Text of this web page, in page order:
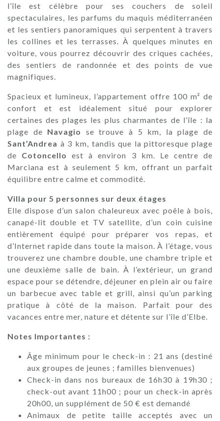
l’île est célèbre pour ses couchers de soleil
spectaculaires, les parfums du maquis méditerranéen
et les sentiers panoramiques qui serpentent à travers
les collines et les terrasses. À quelques minutes en
voiture, vous pourrez découvrir des criques cachées,
des sentiers de randonnée et des points de vue
magnifiques.
Spacieux et lumineux, l’appartement offre 100 m² de
confort et est idéalement situé pour explorer
certaines des plages les plus charmantes de l’île : la
plage de Navagio se trouve à 5 km, la plage de
Sant’Andrea à 3 km, tandis que la pittoresque plage
de Cotoncelloest à environ 3 km. Le centre de
Marciana est à seulement 5 km, offrant un parfait
équilibre entre calme et commodité.
Villa pour 5 personnes sur deux étages
Elle dispose d’un salon chaleureux avec poêle à bois,
canapé-lit double et TV satellite, d’un coin cuisine
entièrement équipé pour préparer vos repas, et
d’Internet rapide dans toute la maison. À l’étage, vous
trouverez une chambre double, une chambre triple et
une deuxième salle de bain. À l’extérieur, un grand
espace pour se détendre, déjeuner en plein air ou faire
un barbecue avec table et grill, ainsi qu’un parking
pratique à côté de la maison. Parfait pour des
vacances entre mer, nature et détente sur l’île d’Elbe.
Notes Importantes :
Âge minimum pour le check-in : 21 ans (destiné
aux groupes de jeunes ; familles bienvenues)
Check-in dans nos bureaux de 16h30 à 19h30 ;
check-out avant 11h00 ; pour un check-in après
20h00, un supplément de 50 € est demandé
Animaux de petite taille acceptés avec un